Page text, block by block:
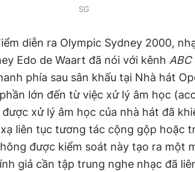
SG
diễn ra Olympic Sydney 2000,
Edo de Waart đã nói với kênh ABC
phía sau sân khấu tại Nhà hát
lớn đến từ việc xử lý âm học
xử lý âm học của nhà hát đã
liên tục tương tác cộng gộp hoặc
được kiểm soát này tạo ra một
giả cần tập trung nghe nhạc đã